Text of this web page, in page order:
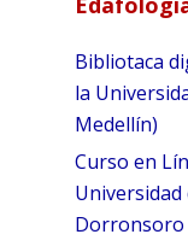
Bibliotaca
la
Medellín)
Curso en
Universidad
Dorronsoro